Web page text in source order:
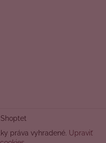
práva vyhradené. Upraviť